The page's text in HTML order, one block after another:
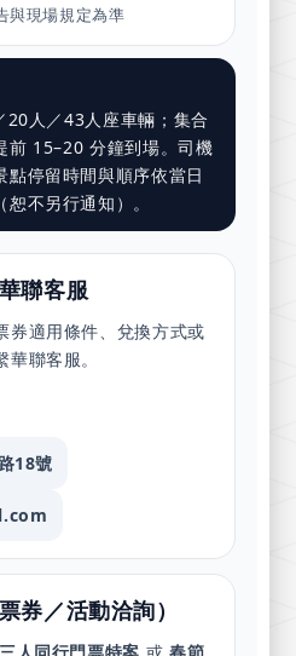
與現場規定為準
人／43人座車輛；集合
前 15–20 分鐘到場。司機
點停留時間與順序依當日
不另行通知）。
聯客服
券適用條件、兌換方式或
聯客服。
18號
券／活動洽詢）